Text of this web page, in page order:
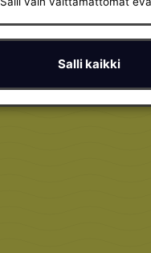
Salli kaikki